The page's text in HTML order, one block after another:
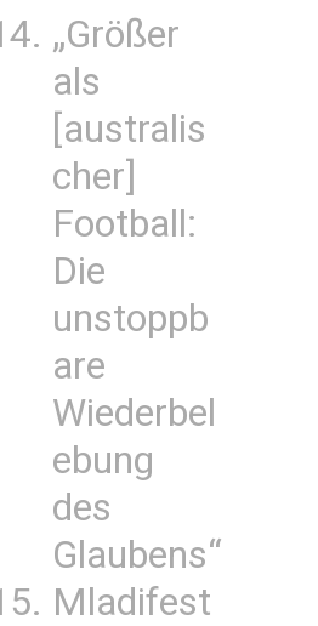
„Größer
als
[australis
cher]
Football:
Die
unstoppb
are
Wiederbel
ebung
des
Glaubens“
Mladifest